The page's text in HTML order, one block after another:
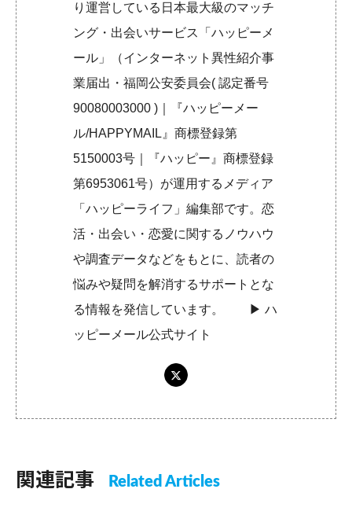
り運営している日本最大級のマッチ
ング・出会いサービス「ハッピーメ
ール」（インターネット異性紹介事
業届出・福岡公安委員会( 認定番号
90080003000 )｜『ハッピーメー
ル/HAPPYMAIL』商標登録第
5150003号｜『ハッピー』商標登録
第6953061号）が運用するメディア
「ハッピーライフ」編集部です。恋
活・出会い・恋愛に関するノウハウ
や調査データなどをもとに、読者の
悩みや疑問を解消するサポートとな
る情報を発信しています。 ▶︎ハ
ッピーメール公式サイト
関連記事 Related Articles